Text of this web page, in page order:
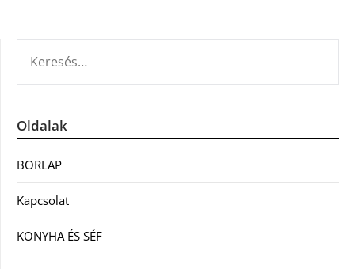
Oldalak
BORLAP
Kapcsolat
KONYHA ÉS SÉF